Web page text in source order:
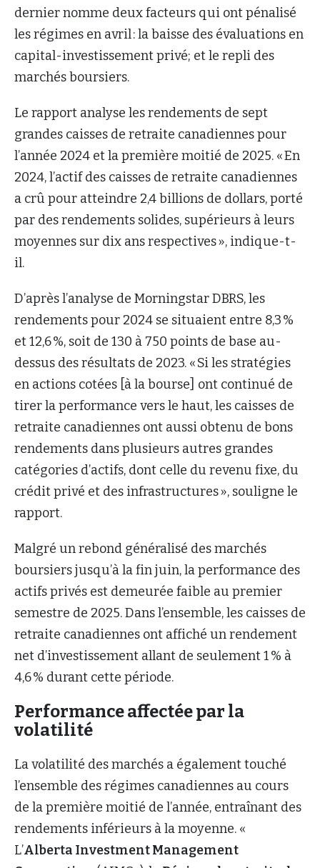
dernier nomme deux facteurs qui ont pénalisé
les régimes en avril : la baisse des évaluations en
capital-investissement privé; et le repli des
marchés boursiers.
Le rapport analyse les rendements de sept
grandes caisses de retraite canadiennes pour
l’année 2024 et la première moitié de 2025. « En
2024, l’actif des caisses de retraite canadiennes
a crû pour atteindre 2,4 billions de dollars, porté
par des rendements solides, supérieurs à leurs
moyennes sur dix ans respectives », indique-t-
il.
D’après l’analyse de Morningstar DBRS, les
rendements pour 2024 se situaient entre 8,3 %
et 12,6 %, soit de 130 à 750 points de base au-
dessus des résultats de 2023. « Si les stratégies
en actions cotées [à la bourse] ont continué de
tirer la performance vers le haut, les caisses de
retraite canadiennes ont aussi obtenu de bons
rendements dans plusieurs autres grandes
catégories d’actifs, dont celle du revenu fixe, du
crédit privé et des infrastructures », souligne le
rapport.
Malgré un rebond généralisé des marchés
boursiers jusqu’à la fin juin, la performance des
actifs privés est demeurée faible au premier
semestre de 2025. Dans l’ensemble, les caisses de
retraite canadiennes ont affiché un rendement
net d’investissement allant de seulement 1 % à
4,6 % durant cette période.
Performance affectée par la
volatilité
La volatilité des marchés a également touché
l’ensemble des régimes canadiennes au cours
de la première moitié de l’année, entraînant des
rendements inférieurs à la moyenne. «
L’Alberta Investment Management